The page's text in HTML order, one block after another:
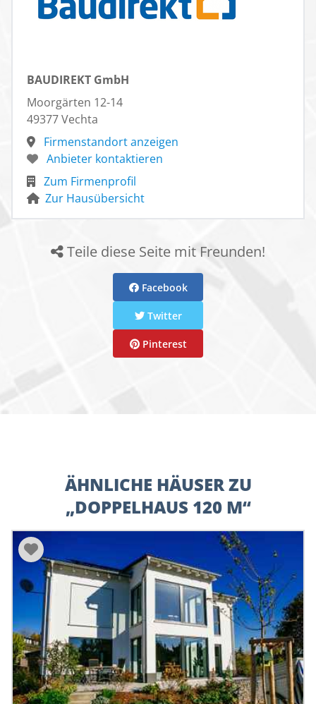
BAUDIREKT GmbH
Moorgärten 12-14
49377 Vechta
Firmenstandort anzeigen
Anbieter kontaktieren
Zum Firmenprofil
Zur Hausübersicht
Teile diese Seite mit Freunden!
Facebook
Twitter
Pinterest
ÄHNLICHE HÄUSER ZU
„DOPPELHAUS 120 M“